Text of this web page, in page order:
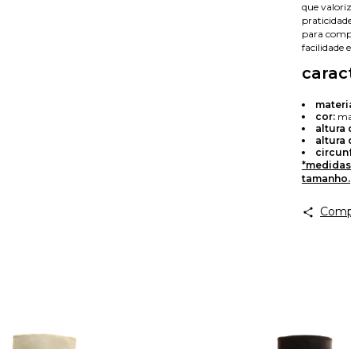
que
para
facilidade
cor:
altura
altura
tamanho.